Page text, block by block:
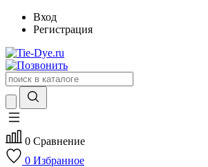
Вход
Регистрация
0 Сравнение
0 Избранное